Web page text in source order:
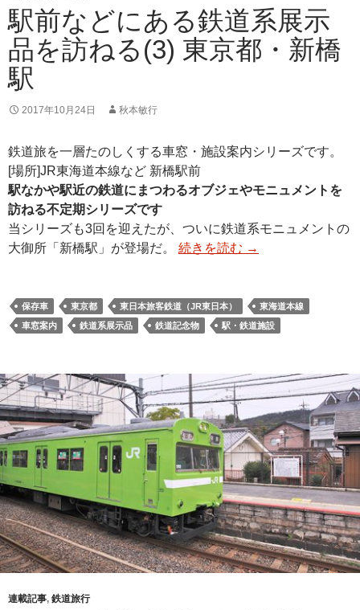
駅前などにある鉄道系展示
品を訪ねる(3) 東京都・新橋
駅
2017年10月24日 秋本敏行
鉄道旅を一層たのしくする車窓・施設案内シリーズです。
[場所]JR東海道本線など 新橋駅前
駅なかや駅近の鉄道にまつわるオブジェやモニュメントを
訪ねる不定期シリーズです
当シリーズも3回を迎えたが、ついに鉄道系モニュメントの
大御所「新橋駅」が登場だ。 続きを読む →
保存車 東京都 東日本旅客鉄道（JR東日本）
東海道本線
車窓案内
鉄道系展示品 鉄道記念物 駅・鉄道施設
連載記事, 鉄道旅行